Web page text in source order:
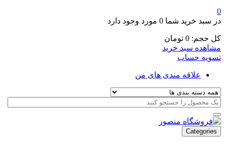
0
در سبد خرید شما 0 مورد وجود دارد
کل حجم: 0 تومان
مشاهده سبد خرید
تسویه حساب
علاقه مندی های من
Categories